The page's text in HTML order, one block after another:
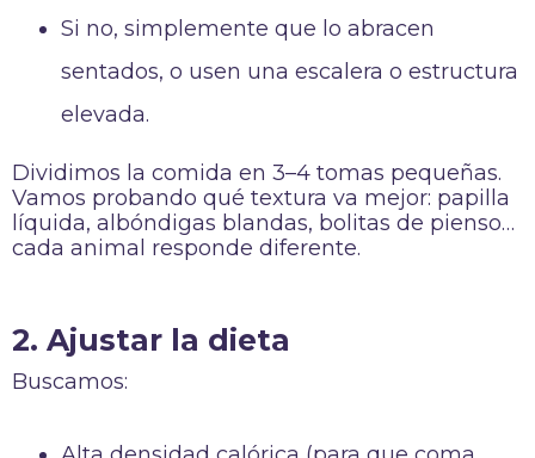
Si no, simplemente que lo abracen
sentados, o usen una escalera o estructura
elevada.
Dividimos la comida en 3–4 tomas pequeñas.
Vamos probando qué textura va mejor: papilla
líquida, albóndigas blandas, bolitas de pienso…
cada animal responde diferente.
2. Ajustar la dieta
Buscamos: